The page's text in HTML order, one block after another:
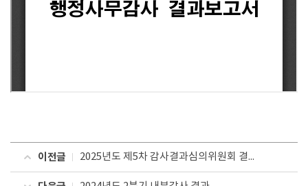
이전글 2025년도 제5차 감사결과심의위원회 결과